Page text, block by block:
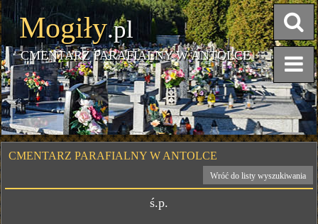
Mogiły.pl
CMENTARZ PARAFIALNY W ANTOLCE
CMENTARZ PARAFIALNY W ANTOLCE
Wróć do listy wyszukiwania
ś.p.